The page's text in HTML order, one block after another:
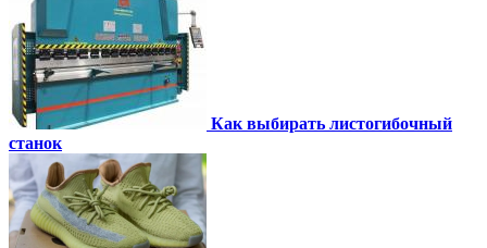
Как выбирать листогибочный
станок